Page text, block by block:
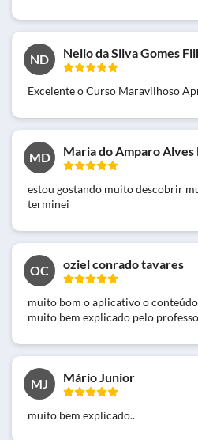
ND Nelio da Silva Gomes
Excelente o Curso Maravilhoso
MD Maria do Amparo Alves
estou gostando muito descobrir
terminei
OC oziel conrado tavares
muito bom o aplicativo o
muito bem explicado pelo
MJ Mário Junior
muito bem explicado..